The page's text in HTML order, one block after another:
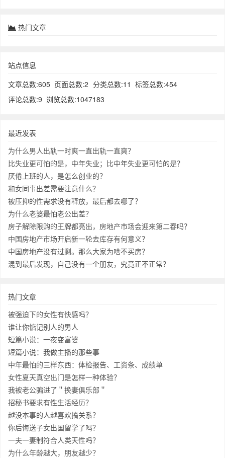
热门文章
站点信息
文章总数:605 页面总数:2 分类总数:11 标签总数:454
评论总数:9 浏览总数:1047183
最近发表
为什么男人出轨一时爽一直出轨一直爽？
比失业更可怕的是，中年失业；比中年失业更可怕的是？
厌倦上班的人，是怎么创业的？
和女同事出差需要注意什么？
被压抑的性需求没有释放，最后都去哪了？
为什么老婆最怕老公出差？
房子解除限购的王牌都亮出，房地产市场会迎来第二春吗？
中国房地产市场开启新一轮去库存有何意义？
中国房地产没有过剩。那么大家为啥不买房？
混到最后发现，自己没有一个朋友，究竟正不正常？
热门文章
被强迫下的女性有快感吗？
谁让你惦记别人的男人
短篇小说：一夜变富婆
短篇小说：我做主播的那些事
中年最怕的三样东西：体检报告、工资条、成绩单
女性夏天真空出门是怎样一种体验？
我被老公骗进了＂换妻俱乐部＂
招秘书要求有性生活经历？
越没本事的人越喜欢搞关系？
你后悔送子女出国留学了吗？
一夫一妻制符合人类天性吗？
为什么年龄越大，朋友越少？